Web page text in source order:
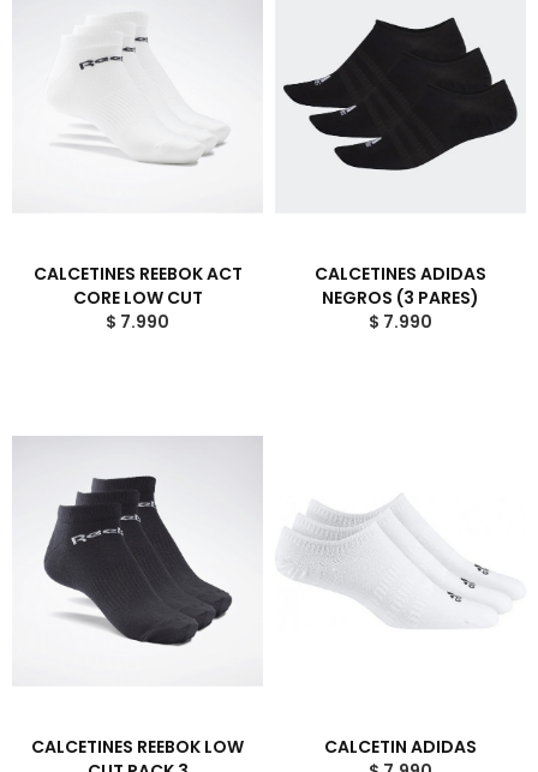
CALCETINES REEBOK ACT
CORE LOW CUT
$ 7.990
CALCETINES ADIDAS
NEGROS (3 PARES)
$ 7.990
CALCETINES REEBOK LOW
CALCETIN ADIDAS